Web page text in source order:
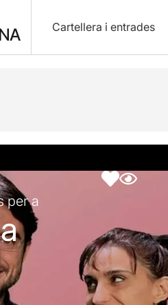
Cartellera i entrades
Articles
per a